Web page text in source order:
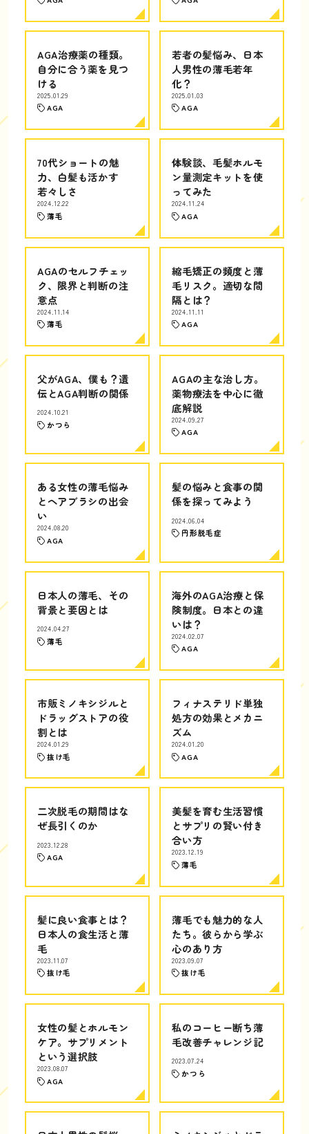
AGA治療薬の種類。
自分に合う薬を見つ
ける
2025.01.29
AGA
若者の髪悩み、日本
人男性の薄毛若年
化？
2025.01.03
AGA
70代ショートの魅
力、白髪も活かす
若々しさ
2024.12.22
薄毛
体験談、毛髪ホルモ
ン量測定キットを使
ってみた
2024.11.24
AGA
AGAのセルフチェッ
ク、限界と判断の注
意点
2024.11.14
薄毛
縮毛矯正の頻度と薄
毛リスク。適切な間
隔とは？
2024.11.11
AGA
父がAGA、僕も？遺
伝とAGA判断の関係
2024.10.21
かつら
AGAの主な治し方。
薬物療法を中心に徹
底解説
2024.09.27
AGA
ある女性の薄毛悩み
とヘアブラシの出会
い
2024.08.20
AGA
髪の悩みと食事の関
係を探ってみよう
2024.06.04
円形脱毛症
日本人の薄毛、その
背景と要因とは
2024.04.27
薄毛
海外のAGA治療と保
険制度。日本との違
いは？
2024.02.07
AGA
市販ミノキシジルと
ドラッグストアの役
割とは
2024.01.29
抜け毛
フィナステリド単独
処方の効果とメカニ
ズム
2024.01.20
AGA
二次脱毛の期間はな
ぜ長引くのか
2023.12.28
AGA
美髪を育む生活習慣
とサプリの賢い付き
合い方
2023.12.19
薄毛
髪に良い食事とは？
日本人の食生活と薄
毛
2023.11.07
抜け毛
薄毛でも魅力的な人
たち。彼らから学ぶ
心のあり方
2023.09.07
抜け毛
女性の髪とホルモン
ケア。サプリメント
という選択肢
2023.08.07
AGA
私のコーヒー断ち薄
毛改善チャレンジ記
2023.07.24
かつら